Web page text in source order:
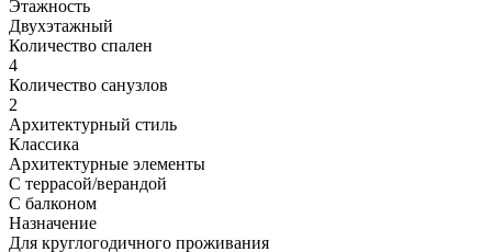
Этажность
Двухэтажный
Количество спален
4
Количество санузлов
2
Архитектурный стиль
Классика
Архитектурные элементы
С террасой/верандой
С балконом
Назначение
Для круглогодичного проживания